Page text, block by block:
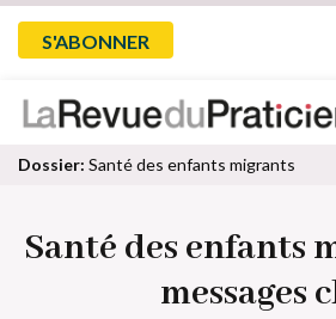
Skip
navigation
Menu
du
compte
l'utilisateur
S'ABONNER
Dossier: Santé des enfants migrants
Santé des enfants
messages